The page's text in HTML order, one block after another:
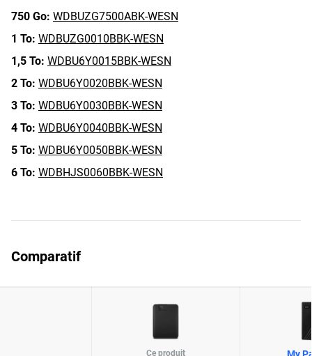
750 Go: WDBUZG7500ABK-WESN
1 To: WDBUZG0010BBK-WESN
1,5 To: WDBU6Y0015BBK-WESN
2 To: WDBU6Y0020BBK-WESN
3 To: WDBU6Y0030BBK-WESN
4 To: WDBU6Y0040BBK-WESN
5 To: WDBU6Y0050BBK-WESN
6 To: WDBHJS0060BBK-WESN
Comparatif
Ce produit